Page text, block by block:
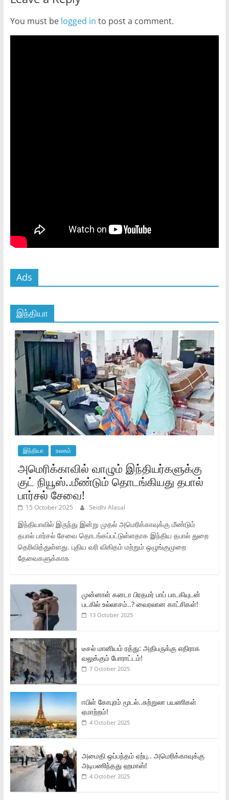
You must be logged in to post a comment.
Ads
இந்தியா
இந்தியா உலகம்
அமெரிக்காவில் வாழும் இந்தியர்களுக்கு
குட் நியூஸ்..மீண்டும் தொடங்கியது தபால்
பார்சல் சேவை!
15 October 2025 Seidhi Alasal
இந்தியாவில் இருந்து இன்று முதல் அமெரிக்காவுக்கு மீண்டும்
தபால் பார்சல் சேவை தொடங்கப்பட்டுள்ளதாக இந்திய தபால் துறை
தெரிவித்துள்ளது. புதிய வரி விகிதம் மற்றும் ஒழுங்குமுறை
தேவைகளுக்காக
முன்னாள் கனடா பிரதமர் பாப் பாடகியுடன்
படகில் உல்லாசம்..? வைரலான காட்சிகள்!
13 October 2025
டீசல் மானியம் ரத்து: அதிபருக்கு எதிராக
வலுக்கும் போராட்டம்!
7 October 2025
ஈபிள் கோபுரம் மூடல்..சுற்றுலா பயணிகள்
ஏமாற்றம்!
4 October 2025
அமைதி ஒப்பந்தம் ஏற்பு.. அமெரிக்காவுக்கு
அடிபணிந்தது ஹமாஸ்!
4 October 2025